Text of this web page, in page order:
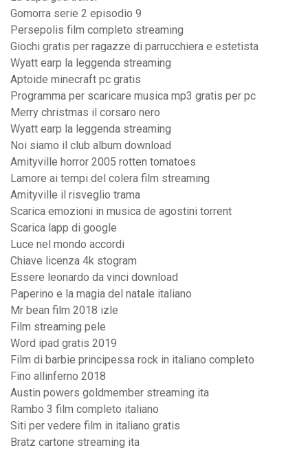
Gomorra serie 2 episodio 9
Persepolis film completo streaming
Giochi gratis per ragazze di parrucchiera e estetista
Wyatt earp la leggenda streaming
Aptoide minecraft pc gratis
Programma per scaricare musica mp3 gratis per pc
Merry christmas il corsaro nero
Wyatt earp la leggenda streaming
Noi siamo il club album download
Amityville horror 2005 rotten tomatoes
Lamore ai tempi del colera film streaming
Amityville il risveglio trama
Scarica emozioni in musica de agostini torrent
Scarica lapp di google
Luce nel mondo accordi
Chiave licenza 4k stogram
Essere leonardo da vinci download
Paperino e la magia del natale italiano
Mr bean film 2018 izle
Film streaming pele
Word ipad gratis 2019
Film di barbie principessa rock in italiano completo
Fino allinferno 2018
Austin powers goldmember streaming ita
Rambo 3 film completo italiano
Siti per vedere film in italiano gratis
Bratz cartone streaming ita